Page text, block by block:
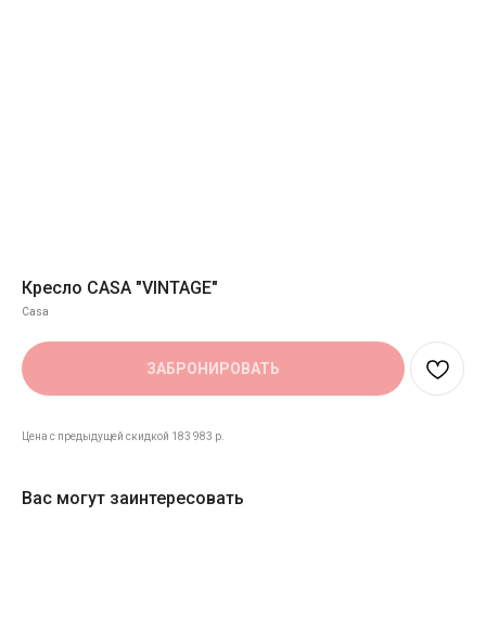
Кресло CASA "VINTAGE"
Casa
ЗАБРОНИРОВАТЬ
Цена с предыдущей скидкой 183 983 р.
Вас могут заинтересовать